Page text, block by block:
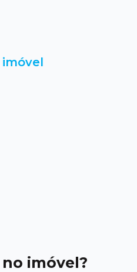
imóvel?